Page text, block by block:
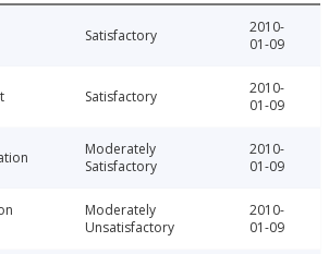
Satisfactory
2010-
01-09
Satisfactory
2010-
01-09
Moderately
Satisfactory
2010-
01-09
Moderately
Unsatisfactory
2010-
01-09